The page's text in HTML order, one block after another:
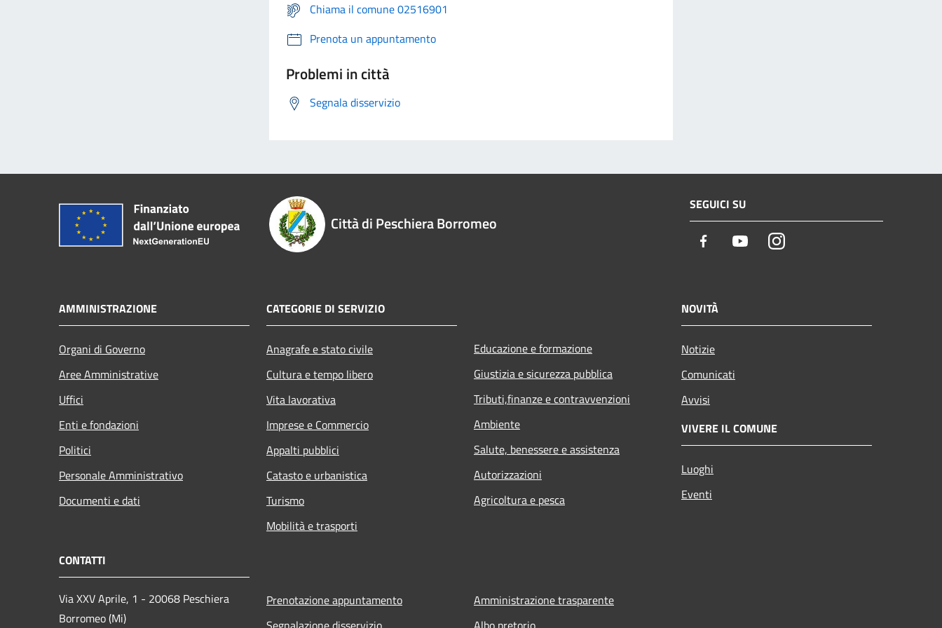
Chiama il comune 02516901
Prenota un appuntamento
Problemi in città
Segnala disservizio
Città di Peschiera Borromeo
SEGUICI SU
Facebook YoutubeInstagram
AMMINISTRAZIONE
Organi di Governo
Aree Amministrative
Uffici
Enti e fondazioni
Politici
Personale Amministrativo
Documenti e dati
CATEGORIE DI SERVIZIO
Anagrafe e stato civile
Cultura e tempo libero
Vita lavorativa
Imprese e Commercio
Appalti pubblici
Catasto e urbanistica
Turismo
Mobilità e trasporti
Educazione e formazione
Giustizia e sicurezza pubblica
Tributi,finanze e contravvenzioni
Ambiente
Salute, benessere e assistenza
Autorizzazioni
Agricoltura e pesca
NOVITÀ
Notizie
Comunicati
Avvisi
VIVERE IL COMUNE
Luoghi
Eventi
CONTATTI
Via XXV Aprile, 1 - 20068 Peschiera
Borromeo (Mi)
Prenotazione appuntamento
Amministrazione trasparente